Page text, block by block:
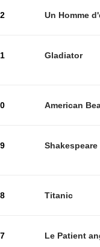
Un Homme
Gladiator
American
Titanic
Le Patient